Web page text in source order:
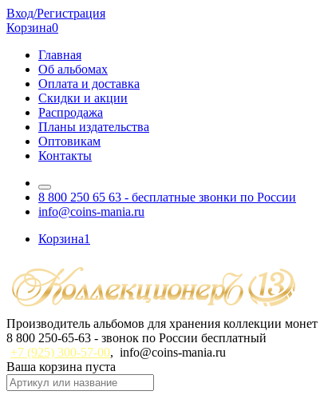
Вход/Регистрация
Корзина0
Главная
Об альбомах
Оплата и доставка
Скидки и акции
Распродажа
Планы издательства
Оптовикам
Контакты
8 800 250 65 63 - бесплатные звонки по России
info@coins-mania.ru
Корзина1
Производитель альбомов для хранения коллекции монет
8 800 250-65-63 - звонок по России бесплатный
+7 (925) 300-57-00, info@coins-mania.ru
Ваша корзина пуста